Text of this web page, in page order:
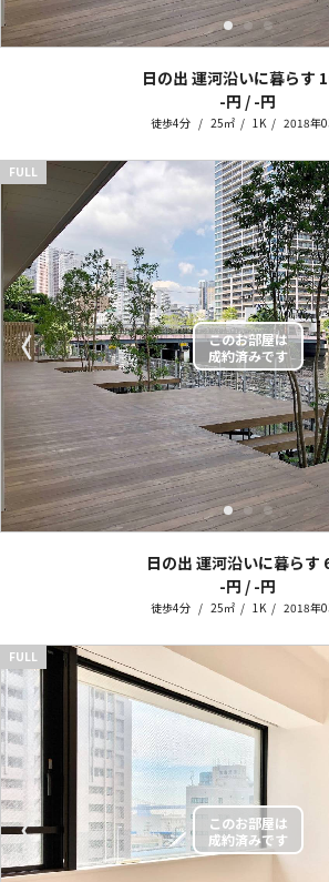
日の出 運河沿いに暮らす
-円 / -円
徒歩4分 25㎡ 1K 2018年
〈
FULL
日の出 運河沿いに暮らす
-円 / -円
徒歩4分 25㎡ 1K 2018年
〈
FULL